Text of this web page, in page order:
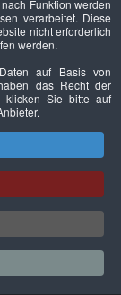
Funktion werden
verarbeitet. Diese
nicht erforderlich
werden.
auf Basis von
das Recht der
klicken Sie bitte auf